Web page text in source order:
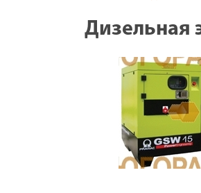
Дизельная